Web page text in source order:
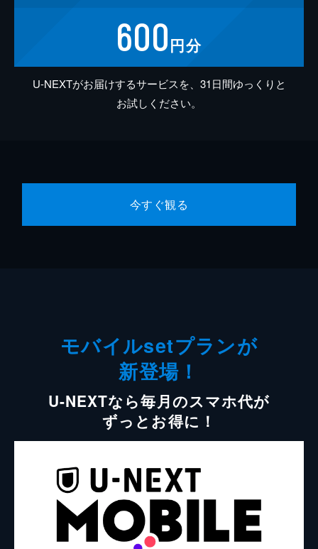
600円分
U-NEXTがお届けするサービスを、31日間ゆっくりと
お試しください。
今すぐ観る
モバイルsetプランが
新登場！
U-NEXTなら毎月のスマホ代が
ずっとお得に！